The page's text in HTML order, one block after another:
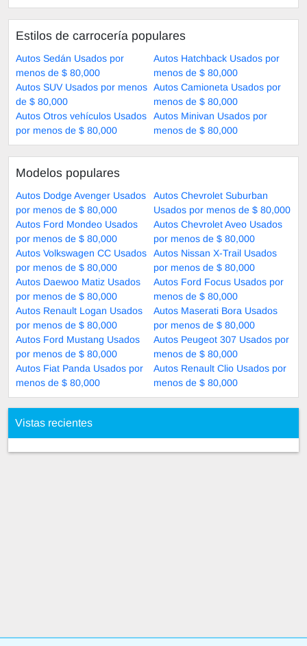
Estilos de carrocería populares
Autos Sedán Usados por
menos de $ 80,000
Autos Hatchback Usados por
menos de $ 80,000
Autos SUV Usados por menos
de $ 80,000
Autos Camioneta Usados por
menos de $ 80,000
Autos Otros vehículos Usados
por menos de $ 80,000
Autos Minivan Usados por
menos de $ 80,000
Modelos populares
Autos Dodge Avenger Usados
por menos de $ 80,000
Autos Chevrolet Suburban
Usados por menos de $ 80,000
Autos Ford Mondeo Usados
por menos de $ 80,000
Autos Chevrolet Aveo Usados
por menos de $ 80,000
Autos Volkswagen CC Usados
por menos de $ 80,000
Autos Nissan X-Trail Usados
por menos de $ 80,000
Autos Daewoo Matiz Usados
por menos de $ 80,000
Autos Ford Focus Usados por
menos de $ 80,000
Autos Renault Logan Usados
por menos de $ 80,000
Autos Maserati Bora Usados
por menos de $ 80,000
Autos Ford Mustang Usados
por menos de $ 80,000
Autos Peugeot 307 Usados por
menos de $ 80,000
Autos Fiat Panda Usados por
menos de $ 80,000
Autos Renault Clio Usados por
menos de $ 80,000
Vistas recientes